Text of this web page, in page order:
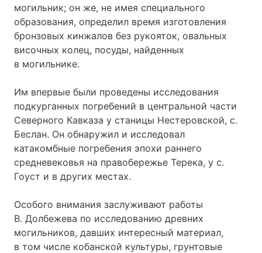
могильник; он же, не имея специального
образования, определил время изготовления
бронзовых кинжалов без рукояток, овальных
височных колец, посуды, найденных
в могильнике.
Им впервые были проведены исследования
подкурганных погребений в центральной части
Северного Кавказа у станицы Нестеровской, с.
Беслан. Он обнаружил и исследовал
катакомбные погребения эпохи раннего
средневековья на правобережье Терека, у с.
Гоуст и в других местах.
Особого внимания заслуживают работы
В. Долбежева по исследованию древних
могильников, давших интересный материал,
в том числе кобанской культуры, грунтовые